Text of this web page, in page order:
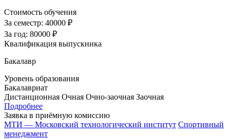
Стоимость обучения
За семестр: 40000 ₽
За год: 80000 ₽
Квалификация выпускника
Бакалавр
Уровень образования
Бакалавриат
Дистанционная Очная Очно-заочная Заочная
Подробнее
Заявка в приёмную комиссию
МТИ — Московский технологический институт Спортивный
менеджмент